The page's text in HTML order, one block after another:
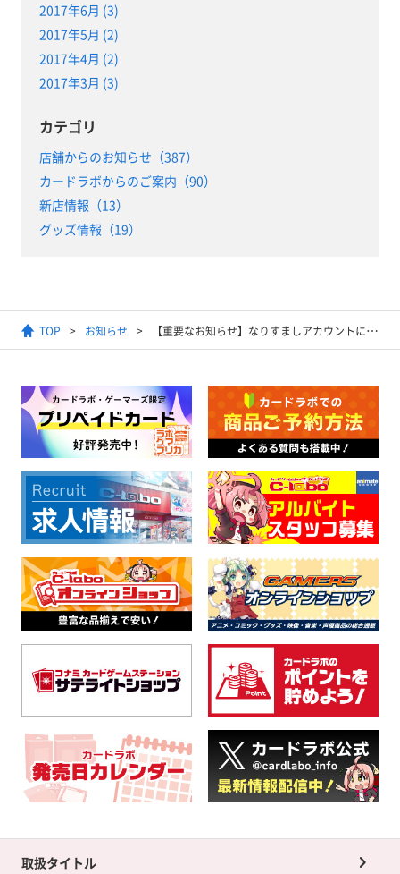
2017年6月 (3)
2017年5月 (2)
2017年4月 (2)
2017年3月 (3)
カテゴリ
店舗からのお知らせ（387）
カードラボからのご案内（90）
新店情報（13）
グッズ情報（19）
TOP お知らせ 【重要なお知らせ】なりすましアカウントに関する注意のお願い
取扱タイトル